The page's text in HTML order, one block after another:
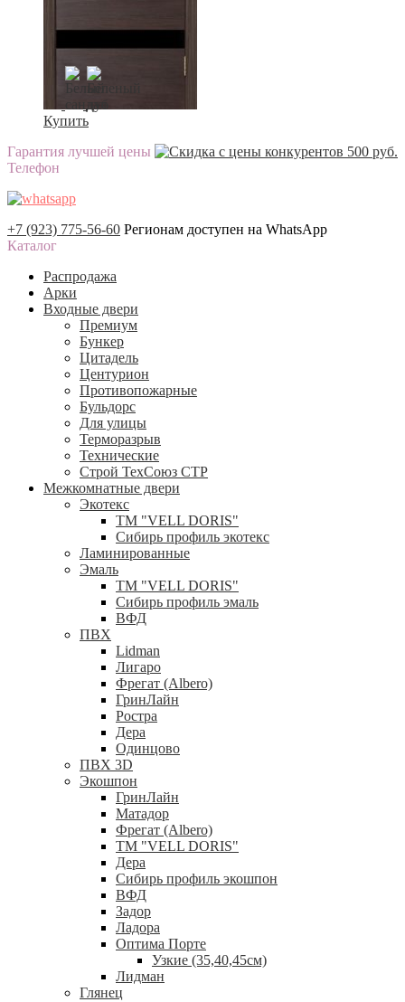
Купить
Гарантия лучшей цены
Телефон
+7 (923) 775-56-60 Регионам доступен на WhatsApp
Каталог
Распродажа
Арки
Входные двери
Премиум
Бункер
Цитадель
Центурион
Противопожарные
Бульдорс
Для улицы
Терморазрыв
Технические
Строй ТехСоюз СТР
Межкомнатные двери
Экотекс
ТМ "VELL DORIS"
Сибирь профиль экотекс
Ламинированные
Эмаль
ТМ "VELL DORIS"
Сибирь профиль эмаль
ВФД
ПВХ
Lidman
Лигаро
Фрегат (Albero)
ГринЛайн
Ростра
Дера
Одинцово
ПВХ 3D
Экошпон
ГринЛайн
Матадор
Фрегат (Albero)
ТМ "VELL DORIS"
Дера
Сибирь профиль экошпон
ВФД
Задор
Ладора
Оптима Порте
Узкие (35,40,45см)
Лидман
Глянец